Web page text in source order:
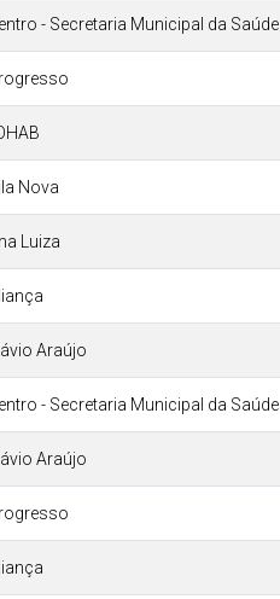
- Secretaria Municipal da Saúde
Nova
Luiza
Araújo
- Secretaria Municipal da Saúde
Araújo